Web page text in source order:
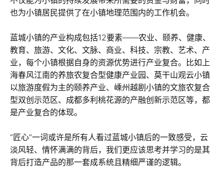
也为小镇居民提供了在小镇地理范围内的工作机会。
蓝城小镇的产业构成包括12要素——农业、颐养、健康、
教育、旅游、文化、文脉、商业、科技、宗教、艺术、产
业，每个小镇根据自身的资源优势进行产业复合。比如上
海春风江南的养旅农复合型健康产业园、莫干山观云小镇
以旅游度假为主的颐养产业、嵊州越剧小镇的文旅农复合
型双创示范区、成都多利桃花源的产融创新示范区等，都
是产业复合的体现。
“匠心”一词或许是所有人看过蓝城小镇后的一致感受，云
淡风轻、情怀满满的背后，我们更应该思考并学习的是其
背后打造产品的那一套成系统且精细严谨的逻辑。